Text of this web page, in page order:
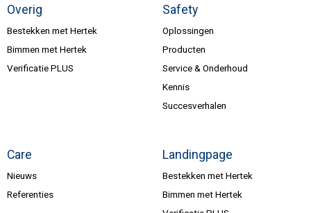
Overig
Bestekken met Hertek
Bimmen met Hertek
Verificatie PLUS
Safety
Oplossingen
Producten
Service & Onderhoud
Kennis
Succesverhalen
Care
Nieuws
Referenties
Landingpage
Bestekken met Hertek
Bimmen met Hertek